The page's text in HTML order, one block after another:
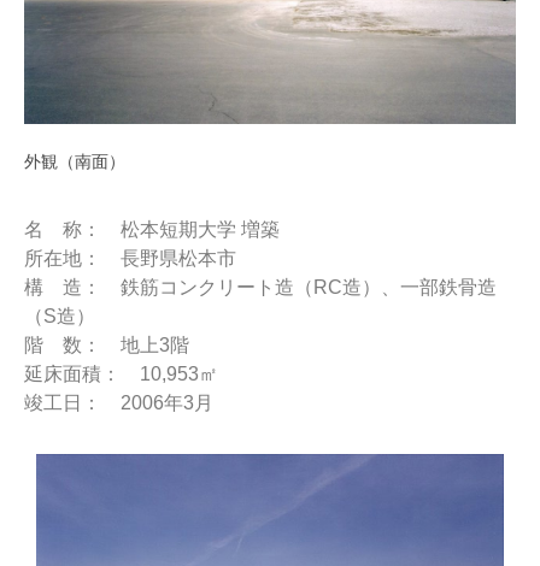
外観（南面）
名 称： 松本短期大学 増築
所在地： 長野県松本市
構 造： 鉄筋コンクリート造（RC造）、一部鉄骨造
（S造）
階 数： 地上3階
延床面積： 10,953㎡
竣工日： 2006年3月